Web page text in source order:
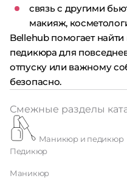
связь с другими
макияж,
Bellehub помогает
педикюра для
отпуску или важному
безопасно.
Смежные разделы
Маникюр и педикюр
Педикюр
Маникюр